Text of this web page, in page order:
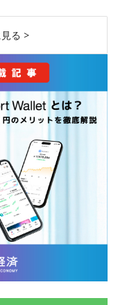
る >